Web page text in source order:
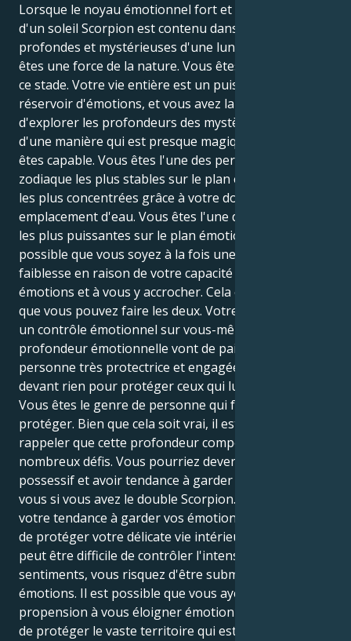
Lorsque le noyau émotionnel fort et transformateur
d'un soleil Scorpion est contenu dans les eaux
profondes et mystérieuses d'une lune Scorpion, vous
êtes une force de la nature. Vous êtes un Scorpion à
ce stade. Votre vie entière est un puissant et profond
réservoir d'émotions, et vous avez la capacité
d'explorer les profondeurs des mystères de la vie
d'une manière qui est presque magique. Vous en
êtes capable. Vous êtes l'une des personnes du
zodiaque les plus stables sur le plan émotionnel et
les plus concentrées grâce à votre double
emplacement d'eau. Vous êtes l'une des personnes
les plus puissantes sur le plan émotionnel. Il est
possible que vous soyez à la fois une force et une
faiblesse en raison de votre capacité à absorber les
émotions et à vous y accrocher. Cela est dû au fait
que vous pouvez faire les deux. Votre désir d'exercer
un contrôle émotionnel sur vous-même et votre
profondeur émotionnelle vont de pair. Vous êtes une
personne très protectrice et engagée qui ne recule
devant rien pour protéger ceux qui lui sont chers.
Vous êtes le genre de personne qui fera tout pour se
protéger. Bien que cela soit vrai, il est essentiel de se
rappeler que cette profondeur comporte de
nombreux défis. Vous pourriez devenir trop
possessif et avoir tendance à garder les choses pour
vous si vous avez le double Scorpion. Cela est dû à
votre tendance à garder vos émotions pour vous afin
de protéger votre délicate vie intérieure. Comme il
peut être difficile de contrôler l'intensité de vos
sentiments, vous risquez d'être submergé par vos
émotions. Il est possible que vous ayez une
propension à vous éloigner émotionnellement afin
de protéger le vaste territoire qui est en vous.